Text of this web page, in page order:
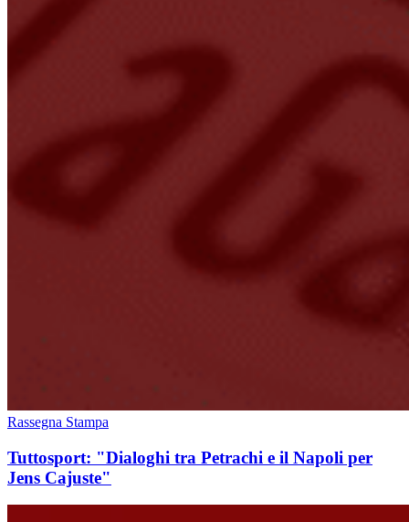
Rassegna Stampa
Tuttosport: "Dialoghi tra Petrachi e il Napoli per
Jens Cajuste"